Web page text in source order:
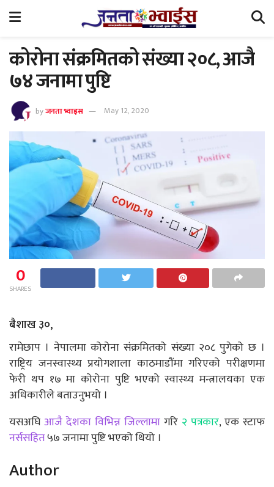
कोरोना संक्रमितको संख्या २०८, आजै
७४ जनामा पुष्टि
byजनता भ्वाइस May 12, 2020
0
SHARES
बैशाख ३०,
रामेछाप । नेपालमा कोरोना संक्रमितको संख्या २०८ पुगेको छ ।
राष्ट्रिय जनस्वास्थ्य प्रयोगशाला काठमाडौंमा गरिएको परीक्षणमा
फेरी थप १७ मा कोरोना पुष्टि भएको स्वास्थ्य मन्त्रालयका एक
अधिकारीले बताउनुभयो ।
यसअघि आजै देशका विभिन्न जिल्लामा गरि २ पत्रकार, एक स्टाफ
नर्ससहित५७ जनामा पुष्टि भएको थियो ।
Author